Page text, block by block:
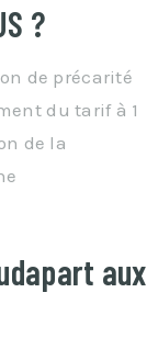
?
de précarité
du tarif à 1
de la
aux